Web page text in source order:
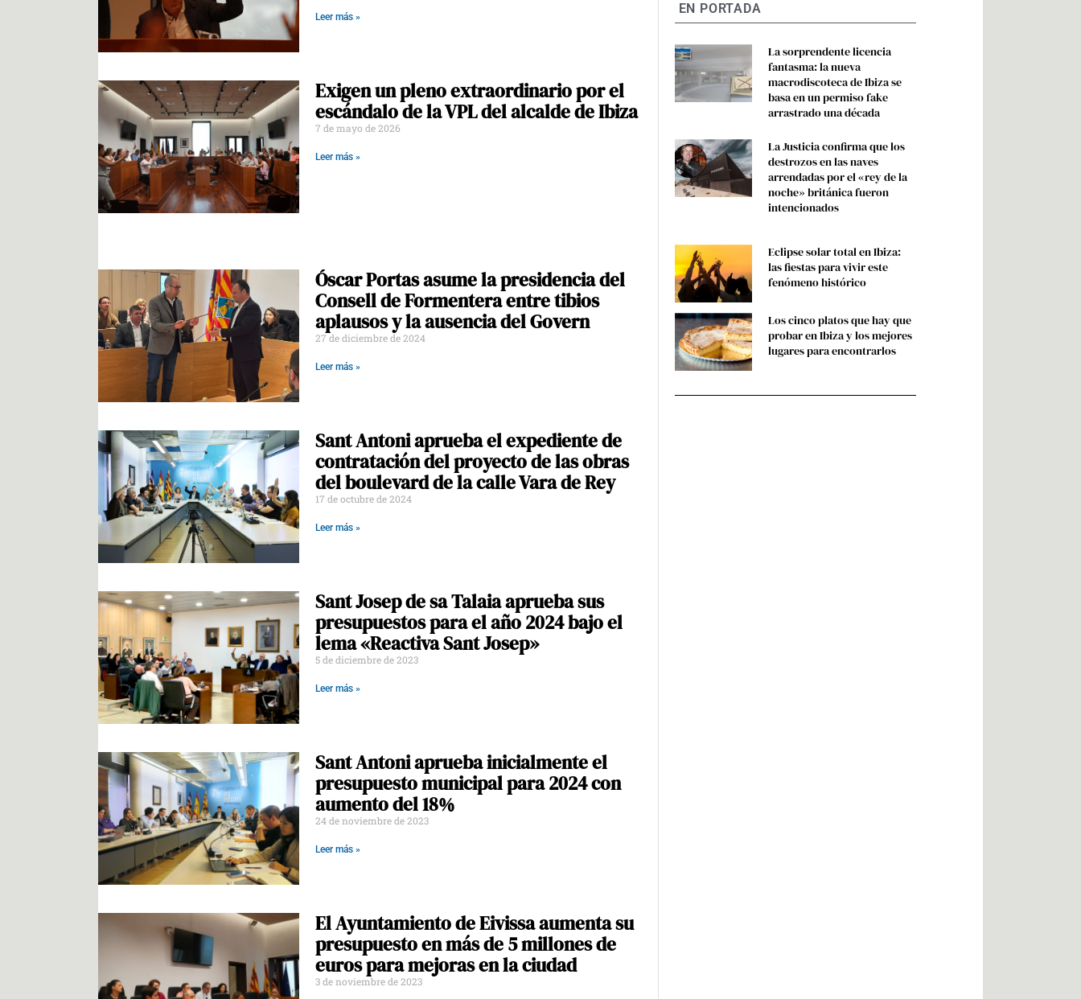
Leer más »
Exigen un pleno extraordinario por el
escándalo de la VPL del alcalde de Ibiza
7 de mayo de 2026
Leer más »
Óscar Portas asume la presidencia del
Consell de Formentera entre tibios
aplausos y la ausencia del Govern
27 de diciembre de 2024
Leer más »
Sant Antoni aprueba el expediente de
contratación del proyecto de las obras
del boulevard de la calle Vara de Rey
17 de octubre de 2024
Leer más »
Sant Josep de sa Talaia aprueba sus
presupuestos para el año 2024 bajo el
lema «Reactiva Sant Josep»
5 de diciembre de 2023
Leer más »
Sant Antoni aprueba inicialmente el
presupuesto municipal para 2024 con
aumento del 18%
24 de noviembre de 2023
Leer más »
El Ayuntamiento de Eivissa aumenta su
presupuesto en más de 5 millones de
euros para mejoras en la ciudad
3 de noviembre de 2023
EN PORTADA
La sorprendente licencia
fantasma: la nueva
macrodiscoteca de Ibiza se
basa en un permiso fake
arrastrado una década
La Justicia confirma que los
destrozos en las naves
arrendadas por el «rey de la
noche» británica fueron
intencionados
Eclipse solar total en Ibiza:
las fiestas para vivir este
fenómeno histórico
Los cinco platos que hay que
probar en Ibiza y los mejores
lugares para encontrarlos